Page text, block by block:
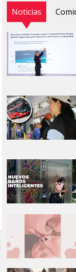
Noticias